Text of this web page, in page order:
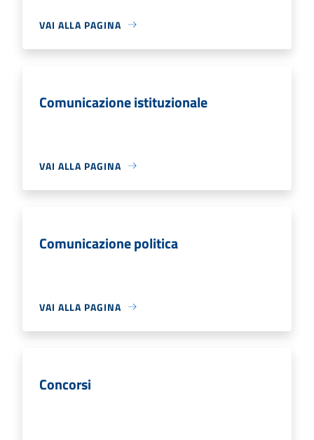
VAI ALLA PAGINA
Comunicazione istituzionale
VAI ALLA PAGINA
Comunicazione politica
VAI ALLA PAGINA
Concorsi